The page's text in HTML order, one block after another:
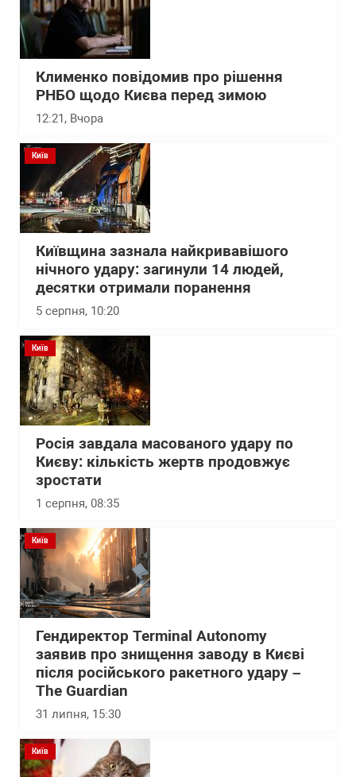
Клименко повідомив про рішення
РНБО щодо Києва перед зимою
12:21, Вчора
Київ
Київщина зазнала найкривавішого
нічного удару: загинули 14 людей,
десятки отримали поранення
5 серпня, 10:20
Київ
Росія завдала масованого удару по
Києву: кількість жертв продовжує
зростати
1 серпня, 08:35
Київ
Гендиректор Terminal Autonomy
заявив про знищення заводу в Києві
після російського ракетного удару –
The Guardian
31 липня, 15:30
Київ